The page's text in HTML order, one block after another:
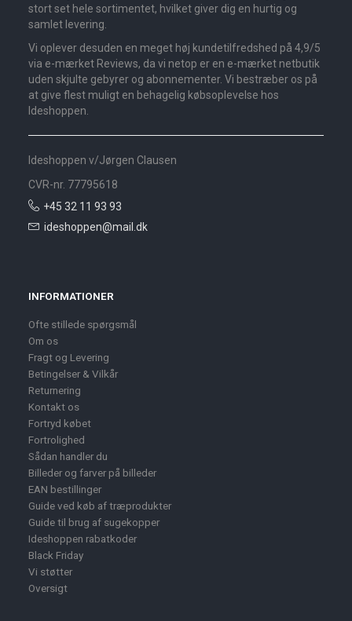
stort set hele sortimentet, hvilket giver dig en hurtig og
samlet levering.
Vi oplever desuden en meget høj kundetilfredshed på 4,9/5
via e-mærket Reviews, da vi netop er en e-mærket netbutik
uden skjulte gebyrer og abonnementer. Vi bestræber os på
at give flest muligt en behagelig købsoplevelse hos
Ideshoppen.
Ideshoppen v/Jørgen Clausen
CVR-nr. 77795618
+45 32 11 93 93
ideshoppen@mail.dk
INFORMATIONER
Ofte stillede spørgsmål
Om os
Fragt og Levering
Betingelser & Vilkår
Returnering
Kontakt os
Fortryd købet
Fortrolighed
Sådan handler du
Billeder og farver på billeder
EAN bestillinger
Guide ved køb af træprodukter
Guide til brug af sugekopper
Ideshoppen rabatkoder
Black Friday
Vi støtter
Oversigt